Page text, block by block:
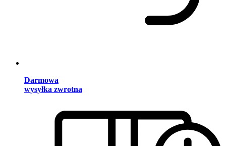
Darmowa
wysyłka zwrotna